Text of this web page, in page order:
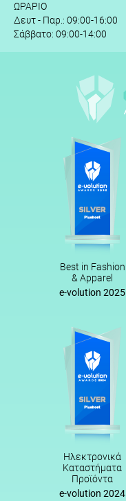
ΩΡΑΡΙΟ
Δευτ - Παρ.: 09:00-16:00
Σάββατο: 09:00-14:00
Best in Fashion
& Apparel
e-volution 2025
Ηλεκτρονικά
Καταστήματα
Προϊόντα
e-volution 2024